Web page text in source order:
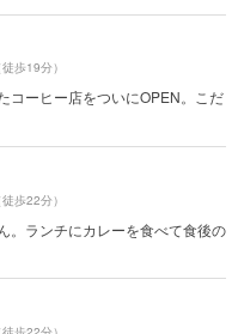
徒歩19分）
コーヒー店をついにOPEN。こだ
徒歩22分）
。ランチにカレーを食べて食後の